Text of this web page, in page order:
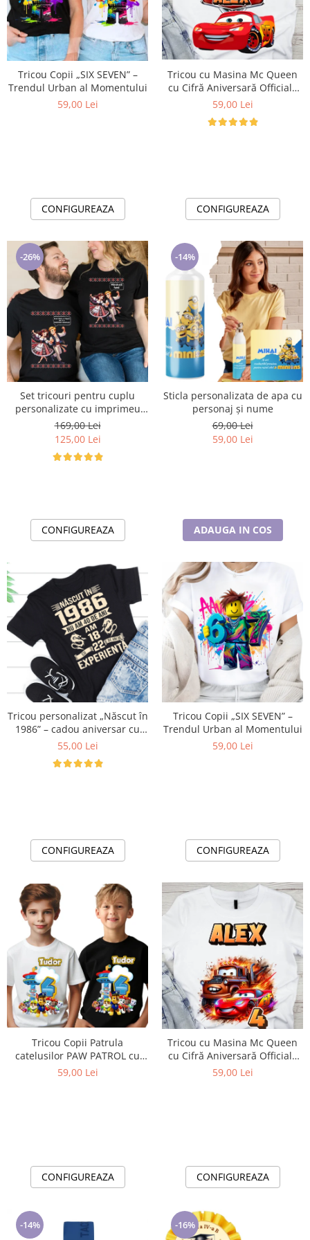
Cadouri pentru Doctori
Cadouri pentru Sfânta Maria
Martisoare
Tricou Copii „SIX SEVEN” –
Trendul Urban al Momentului
59,00 Lei
CONFIGUREAZA
Tricou cu Masina Mc Queen
cu Cifră Aniversară Official|
Cadou Personalizat e-CADOU
59,00 Lei
CONFIGUREAZA
-26%
Set tricouri pentru cuplu
personalizate cu imprimeu
traditional Mandruta faina
VD24453
169,00 Lei
125,00 Lei
CONFIGUREAZA
-14%
Sticla personalizata de apa cu
personaj și nume
69,00 Lei
59,00 Lei
ADAUGA IN COS
Tricou personalizat „Născut în
1986” – cadou aniversar cu
mesaj amuzant
55,00 Lei
CONFIGUREAZA
Tricou Copii „SIX SEVEN” –
Trendul Urban al Momentului
59,00 Lei
CONFIGUREAZA
Tricou Copii Patrula
catelusilor PAW PATROL cu
Cifră Aniversară | Cadou
59,00 Lei
CONFIGUREAZA
Tricou cu Masina Mc Queen
cu Cifră Aniversară Official|
Cadou Personalizat e-CADOU
59,00 Lei
CONFIGUREAZA
-14% -16%